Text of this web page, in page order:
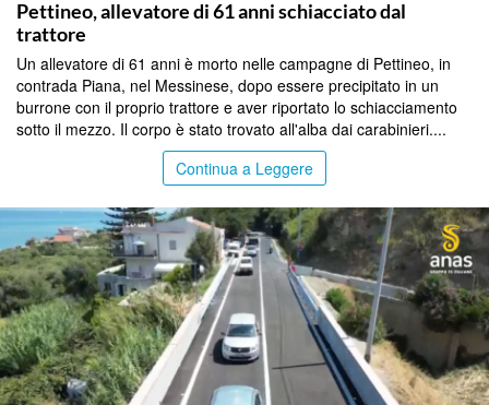
Pettineo, allevatore di 61 anni schiacciato dal
trattore
Un allevatore di 61 anni è morto nelle campagne di Pettineo, in
contrada Piana, nel Messinese, dopo essere precipitato in un
burrone con il proprio trattore e aver riportato lo schiacciamento
sotto il mezzo. Il corpo è stato trovato all'alba dai carabinieri....
Continua a Leggere